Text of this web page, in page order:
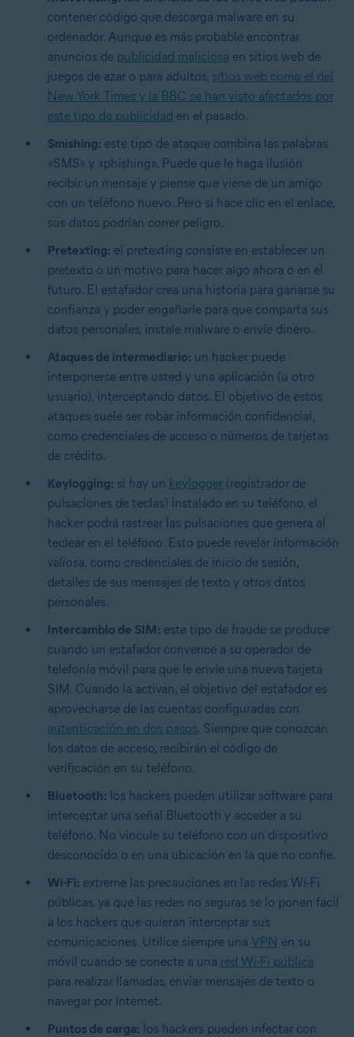
contener código que descarga malware en su
ordenador. Aunque es más probable encontrar
anuncios de publicidad maliciosa en sitios web de
juegos de azar o para adultos, sitios web como el del
New York Times y la BBC se han visto afectados por
este tipo de publicidad en el pasado.
Smishing: este tipo de ataque combina las palabras
«SMS» y «phishing». Puede que le haga ilusión
recibir un mensaje y piense que viene de un amigo
con un teléfono nuevo. Pero si hace clic en el enlace,
sus datos podrían correr peligro.
Pretexting: el pretexting consiste en establecer un
pretexto o un motivo para hacer algo ahora o en el
futuro. El estafador crea una historia para ganarse su
confianza y poder engañarle para que comparta sus
datos personales, instale malware o envíe dinero.
Ataques de intermediario: un hacker puede
interponerse entre usted y una aplicación (u otro
usuario), interceptando datos. El objetivo de estos
ataques suele ser robar información confidencial,
como credenciales de acceso o números de tarjetas
de crédito.
Keylogging: si hay un keylogger (registrador de
pulsaciones de teclas) instalado en su teléfono, el
hacker podrá rastrear las pulsaciones que genera al
teclear en el teléfono. Esto puede revelar información
valiosa, como credenciales de inicio de sesión,
detalles de sus mensajes de texto y otros datos
personales.
Intercambio de SIM: este tipo de fraude se produce
cuando un estafador convence a su operador de
telefonía móvil para que le envíe una nueva tarjeta
SIM. Cuando la activan, el objetivo del estafador es
aprovecharse de las cuentas configuradas con
autenticación en dos pasos. Siempre que conozcan
los datos de acceso, recibirán el código de
verificación en su teléfono.
Bluetooth: los hackers pueden utilizar software para
interceptar una señal Bluetooth y acceder a su
teléfono. No vincule su teléfono con un dispositivo
desconocido o en una ubicación en la que no confíe.
Wi-Fi: extreme las precauciones en las redes Wi-Fi
públicas, ya que las redes no seguras se lo ponen fácil
a los hackers que quieran interceptar sus
comunicaciones. Utilice siempre una VPN en su
móvil cuando se conecte a una red Wi-Fi pública
para realizar llamadas, enviar mensajes de texto o
navegar por Internet.
Puntos de carga: los hackers pueden infectar con